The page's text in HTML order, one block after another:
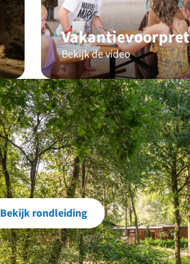
Vakantievoorpret
Bekijk de video
Bekijk rondleiding